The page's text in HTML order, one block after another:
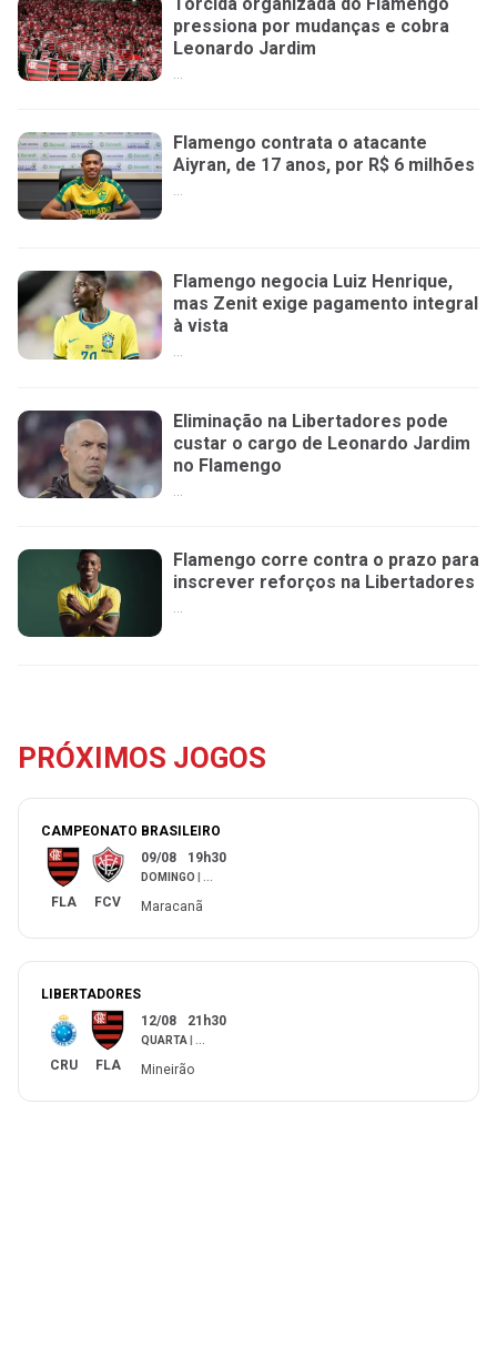
pressiona por mudanças e cobra
Leonardo Jardim
...
Flamengo contrata o atacante
Aiyran, de 17 anos, por R$ 6 milhões
...
Flamengo negocia Luiz Henrique,
mas Zenit exige pagamento integral
à vista
...
Eliminação na Libertadores pode
custar o cargo de Leonardo Jardim
no Flamengo
Flamengo corre contra o prazo para
inscrever reforços na Libertadores
...
PRÓXIMOS JOGOS
CAMPEONATO BRASILEIRO
FLA FCV
09/08 19h30
DOMINGO
Maracanã
LIBERTADORES
CRU FLA
12/08 21h30
QUARTA
Mineirão